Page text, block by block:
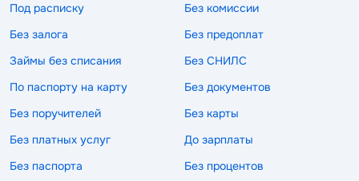
Под расписку
Без комиссии
Без залога
Без предоплат
Займы без списания
Без СНИЛС
По паспорту на карту
Без документов
Без поручителей
Без карты
Без платных услуг
До зарплаты
Без паспорта
Без процентов